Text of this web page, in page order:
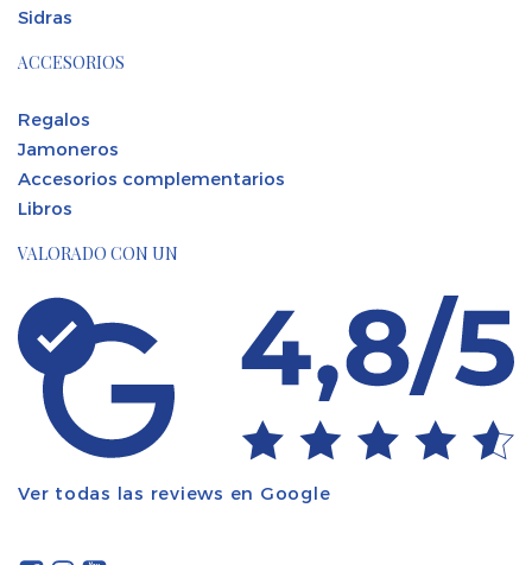
Sidras
ACCESORIOS
Regalos
Jamoneros
Accesorios complementarios
Libros
VALORADO CON UN
Ver todas las reviews en Google